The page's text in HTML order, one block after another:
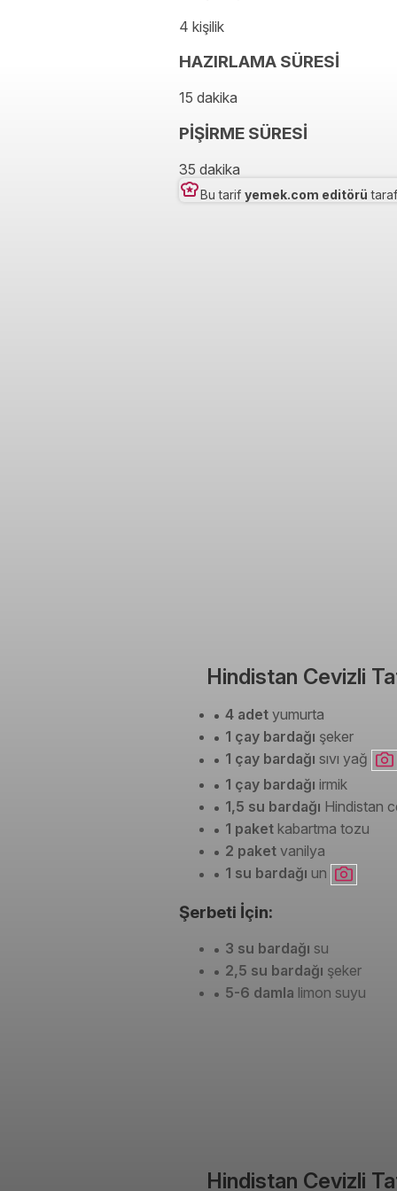
4 kişilik
HAZIRLAMA SÜRESİ
15 dakika
PİŞİRME SÜRESİ
35 dakika
Bu tarif yemek.com editörü
Hindistan Cevizli
4 adet yumurta
1 çay bardağı şeker
1 çay bardağı sıvı yağ
1 çay bardağı irmik
1,5 su bardağı Hindistan
1 paket kabartma tozu
2 paket vanilya
1 su bardağı un
Şerbeti İçin:
3 su bardağı su
2,5 su bardağı şeker
5-6 damla limon suyu
Hindistan Cevizli